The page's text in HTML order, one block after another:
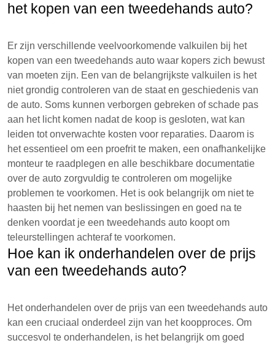
het kopen van een tweedehands auto?
Er zijn verschillende veelvoorkomende valkuilen bij het
kopen van een tweedehands auto waar kopers zich bewust
van moeten zijn. Een van de belangrijkste valkuilen is het
niet grondig controleren van de staat en geschiedenis van
de auto. Soms kunnen verborgen gebreken of schade pas
aan het licht komen nadat de koop is gesloten, wat kan
leiden tot onverwachte kosten voor reparaties. Daarom is
het essentieel om een proefrit te maken, een onafhankelijke
monteur te raadplegen en alle beschikbare documentatie
over de auto zorgvuldig te controleren om mogelijke
problemen te voorkomen. Het is ook belangrijk om niet te
haasten bij het nemen van beslissingen en goed na te
denken voordat je een tweedehands auto koopt om
teleurstellingen achteraf te voorkomen.
Hoe kan ik onderhandelen over de prijs
van een tweedehands auto?
Het onderhandelen over de prijs van een tweedehands auto
kan een cruciaal onderdeel zijn van het koopproces. Om
succesvol te onderhandelen, is het belangrijk om goed